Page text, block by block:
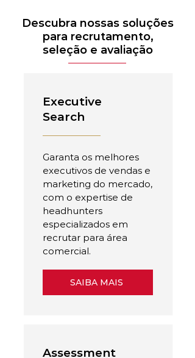
Descubra nossas soluções
para recrutamento,
seleção e avaliação
Executive
Search
Garanta os melhores
executivos de vendas e
marketing do mercado,
com o expertise de
headhunters
especializados em
recrutar para área
comercial.
SAIBA MAIS
Assessment